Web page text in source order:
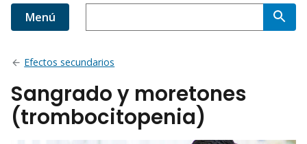
Menú
Efectos secundarios
Sangrado y moretones
(trombocitopenia)